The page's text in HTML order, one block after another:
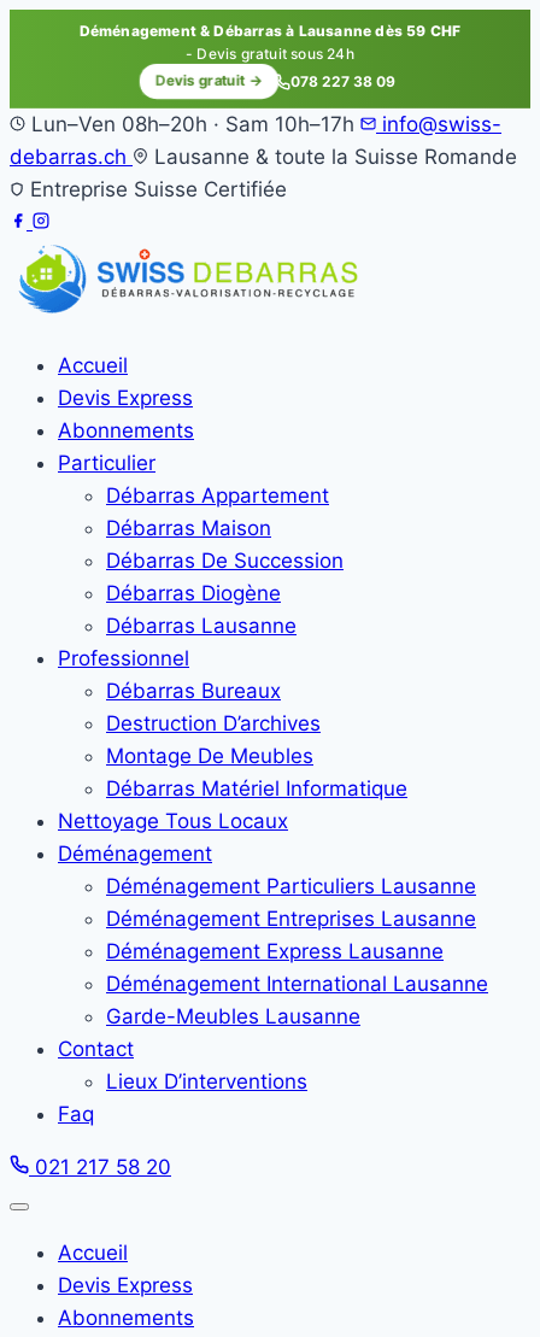
Déménagement & Débarras à Lausanne dès 59 CHF
- Devis gratuit sous 24h
Devis gratuit → 078 227 38 09
Lun–Ven 08h–20h · Sam 10h–17h
info@swiss-
debarras.ch
Lausanne & toute la Suisse Romande
Entreprise Suisse Certifiée
Accueil
Devis Express
Abonnements
Particulier
Débarras Appartement
Débarras Maison
Débarras De Succession
Débarras Diogène
Débarras Lausanne
Professionnel
Débarras Bureaux
Destruction D’archives
Montage De Meubles
Débarras Matériel Informatique
Nettoyage Tous Locaux
Déménagement
Déménagement Particuliers Lausanne
Déménagement Entreprises Lausanne
Déménagement Express Lausanne
Déménagement International Lausanne
Garde-Meubles Lausanne
Contact
Lieux D’interventions
Faq
021 217 58 20
Accueil
Devis Express
Abonnements